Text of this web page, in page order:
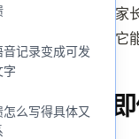
对于
者，它
立
记录变成可发
么写得具体又